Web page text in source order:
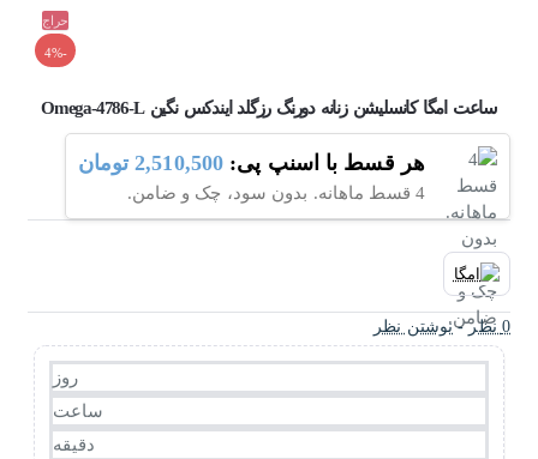
حراج
-4%
ساعت امگا کانسلیشن زنانه دورنگ رزگلد ایندکس نگین Omega-4786-L
هر قسط با اسنپ پی: 2,510,500 تومان
4 قسط ماهانه. بدون سود، چک و ضامن.
0 نظر - نوشتن نظر
روز
ساعت
دقیقه